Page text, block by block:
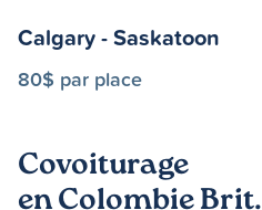
Calgary - Saskatoon
80$ par place
Covoiturage